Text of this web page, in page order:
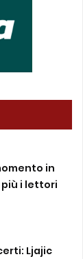
in
più i lettori
Ljajic